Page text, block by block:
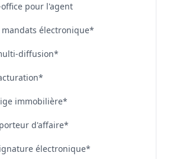
office pour l'agent
mandats électronique*
diffusion*
immobilière*
d'affaire*
électronique*